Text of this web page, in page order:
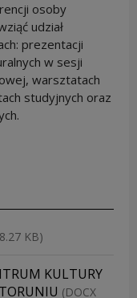
osoby
udział
prezentacji
w sesji
warsztatach
studyjnych oraz
KB)
KULTURY
(DOCX